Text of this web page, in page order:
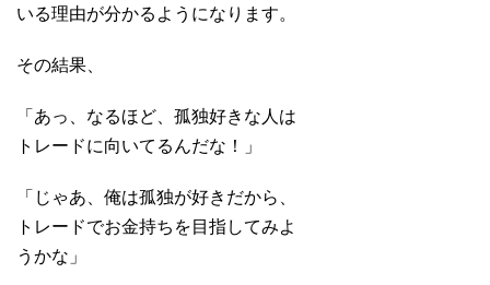
いる理由が分かるようになります。
その結果、
「あっ、なるほど、孤独好きな人は
トレードに向いてるんだな！」
「じゃあ、俺は孤独が好きだから、
トレードでお金持ちを目指してみよ
うかな」